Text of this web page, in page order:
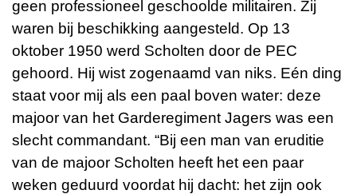
geen professioneel geschoolde militairen. Zij
waren bij beschikking aangesteld. Op 13
oktober 1950 werd Scholten door de PEC
gehoord. Hij wist zogenaamd van niks. Eén ding
staat voor mij als een paal boven water: deze
majoor van het Garderegiment Jagers was een
slecht commandant. “Bij een man van eruditie
van de majoor Scholten heeft het een paar
weken geduurd voordat hij dacht: het zijn ook